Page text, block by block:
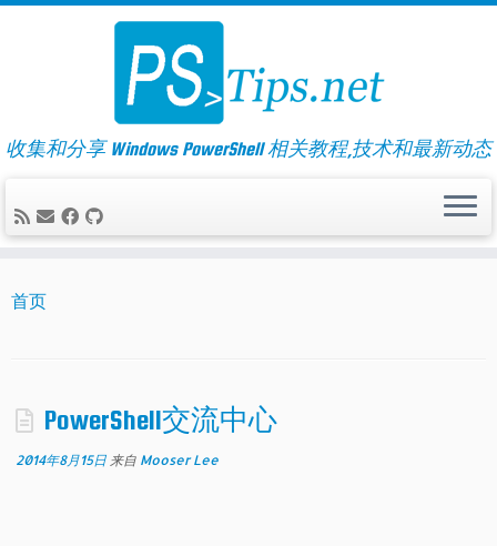
Skip
收集和分享 Windows PowerShell 相关教程,技术和最新动态
首页
PowerShell交流中心
2014年8月15日 来自 Mooser Lee